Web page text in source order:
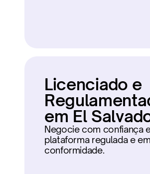
Licenciado e
em El
Negocie com confiança
plataforma regulada e em
conformidade.